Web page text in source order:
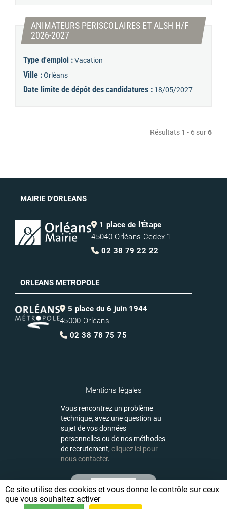
ANIMATEURS PERISCOLAIRES ET ALSH H/F
2026-2027
Type d'emploi :Vacation
Ville :Orléans
Date limite de dépôt des candidatures : 18/05/2027
Résultats 1 - 6 sur6
MAIRIE D'ORLEANS
1 place de l'Étape
45040 Orléans Cedex 1
02 38 79 22 22
ORLEANS METROPOLE
5 place du 6 juin 1944
45000 Orléans
02 38 78 75 75
Mentions légales
Vous rencontrez un problème
technique, avez une question au
sujet de vos données
personnelles ou de nos méthodes
de recrutement, cliquez ici pour
nous contacter.
Logiciel de recrutement
Ce site utilise des cookies et vous donne le contrôle sur ceux
que vous souhaitez activer